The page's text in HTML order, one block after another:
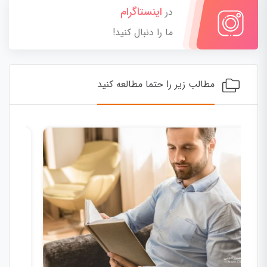
در اینستاگرام
ما را دنبال کنید!
مطالب زیر را حتما مطالعه کنید